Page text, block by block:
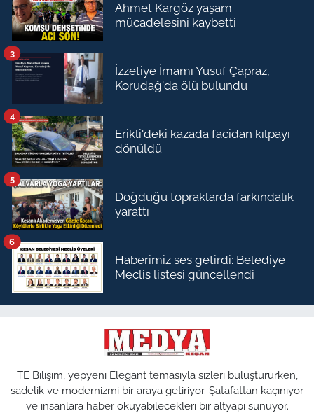
Ahmet Kargöz yaşam
mücadelesini kaybetti
İzzetiye İmamı Yusuf Çapraz,
Korudağ'da ölü bulundu
3
Erikli'deki kazada facidan kılpayı
dönüldü
4
Doğduğu topraklarda farkındalık
yarattı
5
Haberimiz ses getirdi: Belediye
Meclis listesi güncellendi
6
TE Bilişim, yepyeni Elegant temasıyla sizleri buluştururken,
sadelik ve modernizmi bir araya getiriyor. Şatafattan kaçınıyor
ve insanlara haber okuyabilecekleri bir altyapı sunuyor.